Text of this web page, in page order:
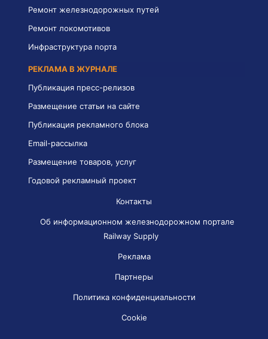
Ремонт железнодорожных путей
Ремонт локомотивов
Инфраструктура порта
РЕКЛАМА В ЖУРНАЛЕ
Публикация пресс-релизов
Размещение статьи на сайте
Публикация рекламного блока
Email-рассылка
Размещение товаров, услуг
Годовой рекламный проект
Контакты
Об информационном железнодорожном портале
Railway Supply
Реклама
Партнеры
Политика конфиденциальности
Cookie